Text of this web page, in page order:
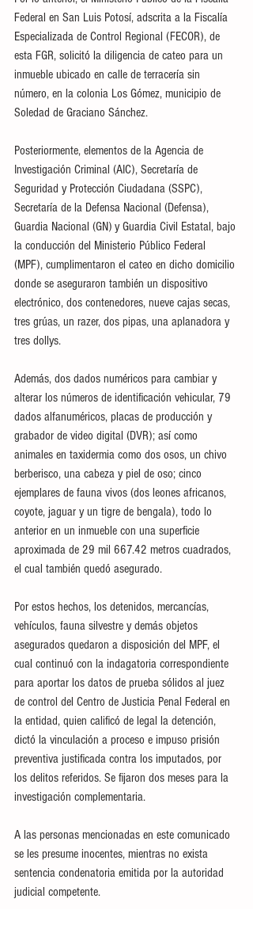
Federal en San Luis Potosí, adscrita a la Fiscalía
Especializada de Control Regional (FECOR), de
esta FGR, solicitó la diligencia de cateo para un
inmueble ubicado en calle de terracería sin
número, en la colonia Los Gómez, municipio de
Soledad de Graciano Sánchez.
Posteriormente, elementos de la Agencia de
Investigación Criminal (AIC), Secretaría de
Seguridad y Protección Ciudadana (SSPC),
Secretaría de la Defensa Nacional (Defensa),
Guardia Nacional (GN) y Guardia Civil Estatal, bajo
la conducción del Ministerio Público Federal
(MPF), cumplimentaron el cateo en dicho domicilio
donde se aseguraron también un dispositivo
electrónico, dos contenedores, nueve cajas secas,
tres grúas, un razer, dos pipas, una aplanadora y
tres dollys.
Además, dos dados numéricos para cambiar y
alterar los números de identificación vehicular, 79
dados alfanuméricos, placas de producción y
grabador de video digital (DVR); así como
animales en taxidermia como dos osos, un chivo
berberisco, una cabeza y piel de oso; cinco
ejemplares de fauna vivos (dos leones africanos,
coyote, jaguar y un tigre de bengala), todo lo
anterior en un inmueble con una superficie
aproximada de 29 mil 667.42 metros cuadrados,
el cual también quedó asegurado.
Por estos hechos, los detenidos, mercancías,
vehículos, fauna silvestre y demás objetos
asegurados quedaron a disposición del MPF, el
cual continuó con la indagatoria correspondiente
para aportar los datos de prueba sólidos al juez
de control del Centro de Justicia Penal Federal en
la entidad, quien calificó de legal la detención,
dictó la vinculación a proceso e impuso prisión
preventiva justificada contra los imputados, por
los delitos referidos. Se fijaron dos meses para la
investigación complementaria.
A las personas mencionadas en este comunicado
se les presume inocentes, mientras no exista
sentencia condenatoria emitida por la autoridad
judicial competente.